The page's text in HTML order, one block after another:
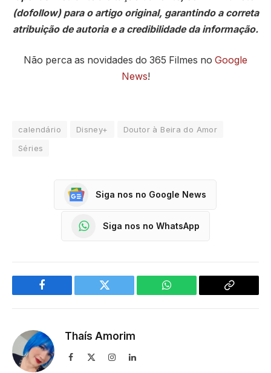
(dofollow) para o artigo original, garantindo a correta
atribuição de autoria e a credibilidade da informação.
Não perca as novidades do 365 Filmes no Google
News!
calendário Disney+
Doutor à Beira do Amor
Séries
Siga nos no Google News
Siga nos no WhatsApp
Facebook Twitter WhatsApp
Copy
Thaís Amorim
Facebook InstagramLinkedIn